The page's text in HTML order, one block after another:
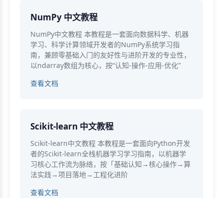
NumPy 中文教程
NumPy中文教程 本教程是一套面向数据科学、机器
学习、科学计算领域开发者的NumPy系统学习指
南，兼顾零基础入门的友好性与进阶开发的专业性，
以ndarray数组为核心，按“认知-操作-应用-优化”
查看文档
Scikit-learn 中文教程
Scikit-learn中文教程 本教程是一套面向Python开发
者的Scikit-learn全栈机器学习学习指南，以机器学
习核心工作流为脉络，按「基础认知→核心操作→算
法实践→项目落地→工程化进阶
查看文档